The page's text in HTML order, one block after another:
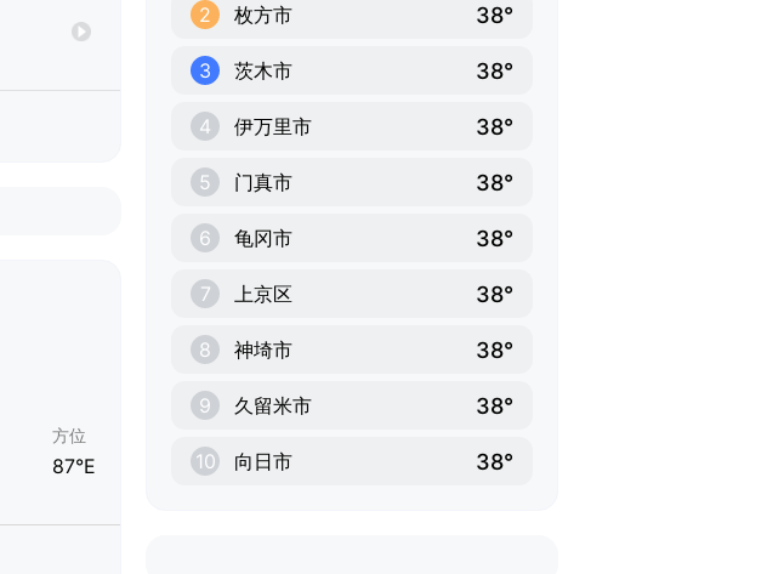
方位
87°E
2 枚方市 38°
3 茨木市 38°
4 伊万里市 38°
5 门真市 38°
6 龟冈市 38°
7 上京区 38°
8 神埼市 38°
9 久留米市 38°
10 向日市 38°